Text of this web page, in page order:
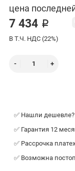
цена
7 434 ₽
В Т.Ч. НДС (22%)
✅ Нашли дешевле?
✅ Гарантия 12
✅ Рассрочка
✅ Возможна